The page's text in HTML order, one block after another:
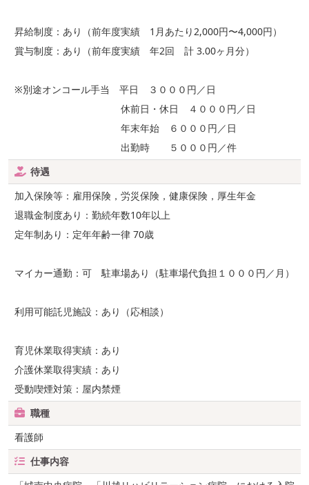
昇給制度：あり（前年度実績 1月あたり2,000円〜4,000円）
賞与制度：あり（前年度実績 年2回 計 3.00ヶ月分）
※別途オンコール手当 平日 ３０００円／日
休前日・休日 ４０００円／日
年末年始 ６０００円／日
出勤時 ５０００円／件
待遇
加入保険等：雇用保険，労災保険，健康保険，厚生年金
退職金制度あり：勤続年数10年以上
定年制あり：定年年齢一律 70歳
マイカー通勤：可 駐車場あり（駐車場代負担１０００円／月）
利用可能託児施設：あり（応相談）
育児休業取得実績：あり
介護休業取得実績：あり
受動喫煙対策：屋内禁煙
職種
看護師
仕事内容